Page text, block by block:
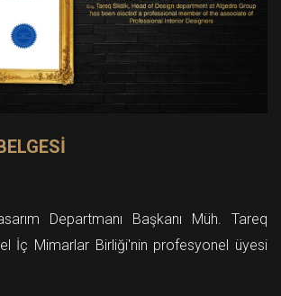
Departmanı Başkanı Müh. Tareq
İç Mimarlar Birliği'nin profesyonel üyesi